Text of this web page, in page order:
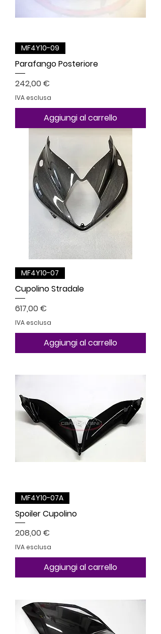
MF4Y10-09
Parafango Posteriore
Prezzo
242,00 €
IVA esclusa
Aggiungi al carrello
MF4Y10-07
Cupolino Stradale
Prezzo
617,00 €
IVA esclusa
Aggiungi al carrello
MF4Y10-07A
Spoiler Cupolino
Prezzo
208,00 €
IVA esclusa
Aggiungi al carrello